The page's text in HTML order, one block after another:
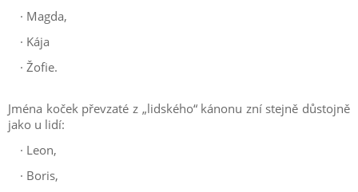
· Magda,
· Kája
· Žofie.
Jména koček převzaté z „lidského“ kánonu zní stejně důstojně
jako u lidí:
· Leon,
· Boris,